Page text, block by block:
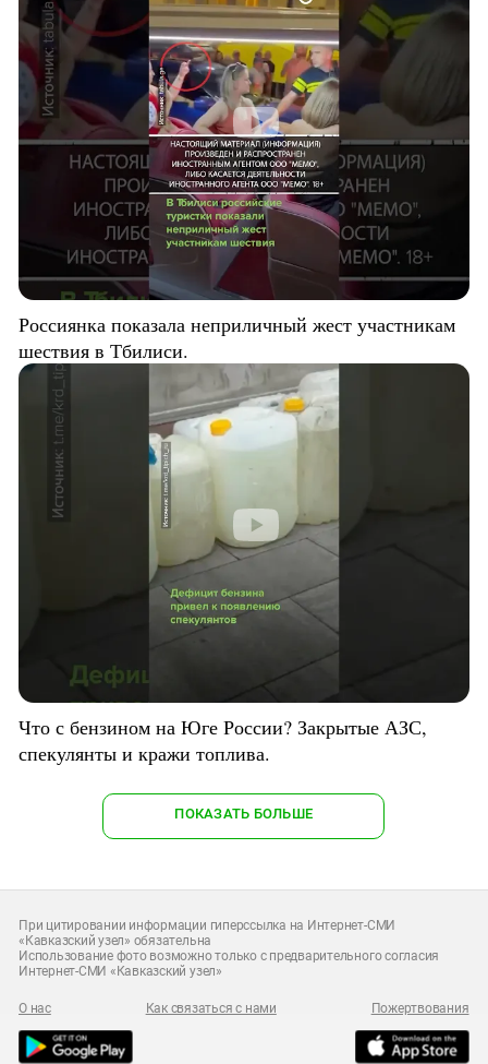
Россиянка показала неприличный жест участникам
шествия в Тбилиси.
Что с бензином на Юге России? Закрытые АЗС,
спекулянты и кражи топлива.
ПОКАЗАТЬ БОЛЬШЕ
При цитировании информации гиперссылка на Интернет-СМИ
«Кавказский узел» обязательна
Использование фото возможно только с предварительного согласия
Интернет-СМИ «Кавказский узел»
О нас Как связаться с нами Пожертвования